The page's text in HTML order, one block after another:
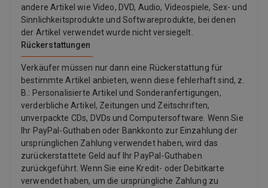
andere Artikel wie Video, DVD, Audio, Videospiele, Sex- und
Sinnlichkeitsprodukte und Softwareprodukte, bei denen
der Artikel verwendet wurde nicht versiegelt.
Rückerstattungen
Verkäufer müssen nur dann eine Rückerstattung für
bestimmte Artikel anbieten, wenn diese fehlerhaft sind, z.
B.: Personalisierte Artikel und Sonderanfertigungen,
verderbliche Artikel, Zeitungen und Zeitschriften,
unverpackte CDs, DVDs und Computersoftware. Wenn Sie
Ihr PayPal-Guthaben oder Bankkonto zur Einzahlung der
ursprünglichen Zahlung verwendet haben, wird das
zurückerstattete Geld auf Ihr PayPal-Guthaben
zurückgeführt. Wenn Sie eine Kredit- oder Debitkarte
verwendet haben, um die ursprüngliche Zahlung zu